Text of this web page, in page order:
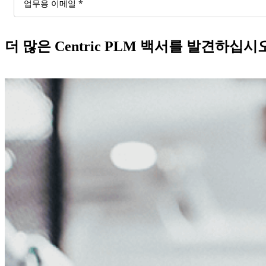
더 많은 Centric PLM 백서를 발견하십시